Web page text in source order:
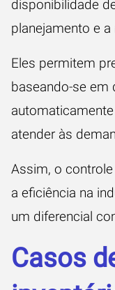
disponibilidade
planejamento e
Eles permitem
baseando-se em
atender às
Assim, o
a eficiência na
um diferencial
Casos